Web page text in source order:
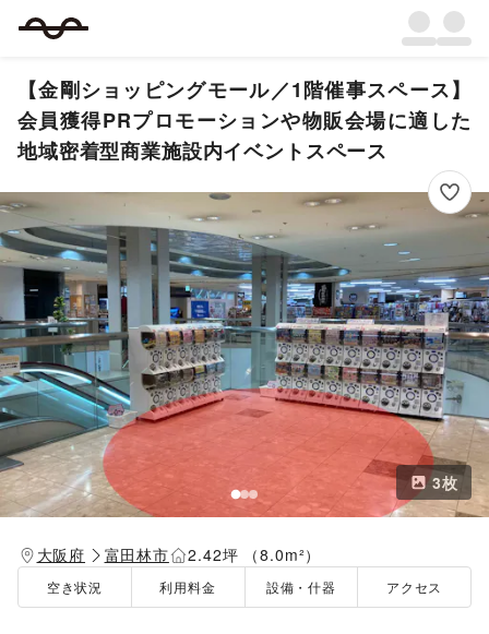
【金剛ショッピングモール／1階催事スペース】
会員獲得PRプロモーションや物販会場に適した
地域密着型商業施設内イベントスペース
3枚
大阪府 富田林市 2.42坪 （8.0m²）
空き状況 利用料金 設備・什器 アクセス